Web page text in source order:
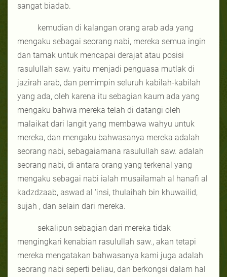
sangat biadab.
kemudian di kalangan orang arab ada yang
mengaku sebagai seorang nabi, mereka semua ingin
dan tamak untuk mencapai derajat atau posisi
rasulullah saw. yaitu menjadi penguasa mutlak di
jazirah arab, dan pemimpin seluruh kabilah-kabilah
yang ada, oleh karena itu sebagian kaum ada yang
mengaku bahwa mereka telah di datangi oleh
malaikat dari langit yang membawa wahyu untuk
mereka, dan mengaku bahwasanya mereka adalah
seorang nabi, sebagaiamana rasulullah saw. adalah
seorang nabi, di antara orang yang terkenal yang
mengaku sebagai nabi ialah musailamah al hanafi al
kadzdzaab, aswad al 'insi, thulaihah bin khuwailid,
sujah , dan selain dari mereka.
sekalipun sebagian dari mereka tidak
mengingkari kenabian rasulullah saw., akan tetapi
mereka mengatakan bahwasanya kami juga adalah
seorang nabi seperti beliau, dan berkongsi dalam hal